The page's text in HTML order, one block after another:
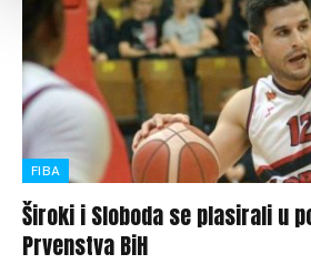
FIBA
Široki i Sloboda se plasirali u
Prvenstva BiH